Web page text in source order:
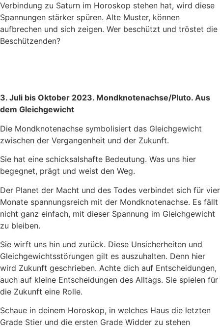
Verbindung zu Saturn im Horoskop stehen hat, wird diese
Spannungen stärker spüren. Alte Muster, können
aufbrechen und sich zeigen. Wer beschützt und tröstet die
Beschützenden?
3. Juli bis Oktober 2023. Mondknotenachse/Pluto. Aus
dem Gleichgewicht
Die Mondknotenachse symbolisiert das Gleichgewicht
zwischen der Vergangenheit und der Zukunft.
Sie hat eine schicksalshafte Bedeutung. Was uns hier
begegnet, prägt und weist den Weg.
Der Planet der Macht und des Todes verbindet sich für vier
Monate spannungsreich mit der Mondknotenachse. Es fällt
nicht ganz einfach, mit dieser Spannung im Gleichgewicht
zu bleiben.
Sie wirft uns hin und zurück. Diese Unsicherheiten und
Gleichgewichtsstörungen gilt es auszuhalten. Denn hier
wird Zukunft geschrieben. Achte dich auf Entscheidungen,
auch auf kleine Entscheidungen des Alltags. Sie spielen für
die Zukunft eine Rolle.
Schaue in deinem Horoskop, in welches Haus die letzten
Grade Stier und die ersten Grade Widder zu stehen